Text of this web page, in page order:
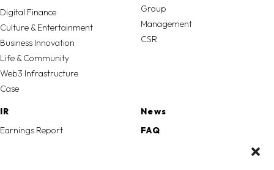
Digital Finance
Culture & Entertainment
Business Innovation
Life & Community
Web3 Infrastructure
Case
Group
Management
CSR
IR
Earnings Report
News
FAQ